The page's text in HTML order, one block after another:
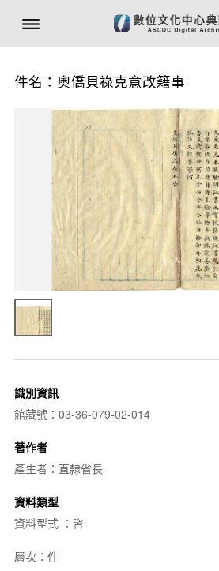
件名：奧僑貝祿克意改籍事
識別資訊
館藏號：03-36-079-02-014
著作者
產生者：直隸省長
資料類型
資料型式 ：咨
層次：件